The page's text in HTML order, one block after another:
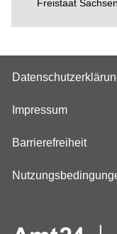
Freistaat
Impressum
Barrierefreiheit